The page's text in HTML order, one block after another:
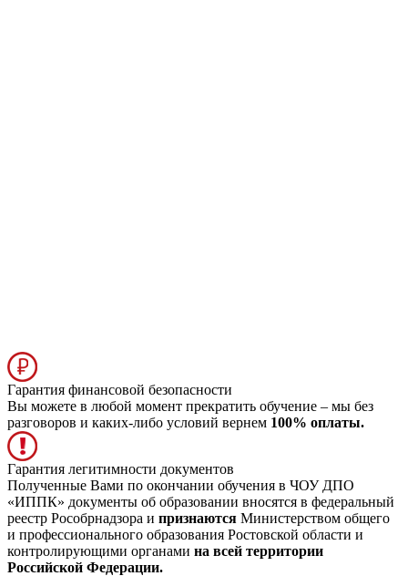
Гарантия финансовой безопасности
Вы можете в любой момент прекратить обучение – мы без
разговоров и каких-либо условий вернем 100% оплаты.
Гарантия легитимности документов
Полученные Вами по окончании обучения в ЧОУ ДПО
«ИППК» документы об образовании вносятся в федеральный
реестр Рособрнадзора и признаются Министерством общего
и профессионального образования Ростовской области и
контролирующими органами на всей территории
Российской Федерации.